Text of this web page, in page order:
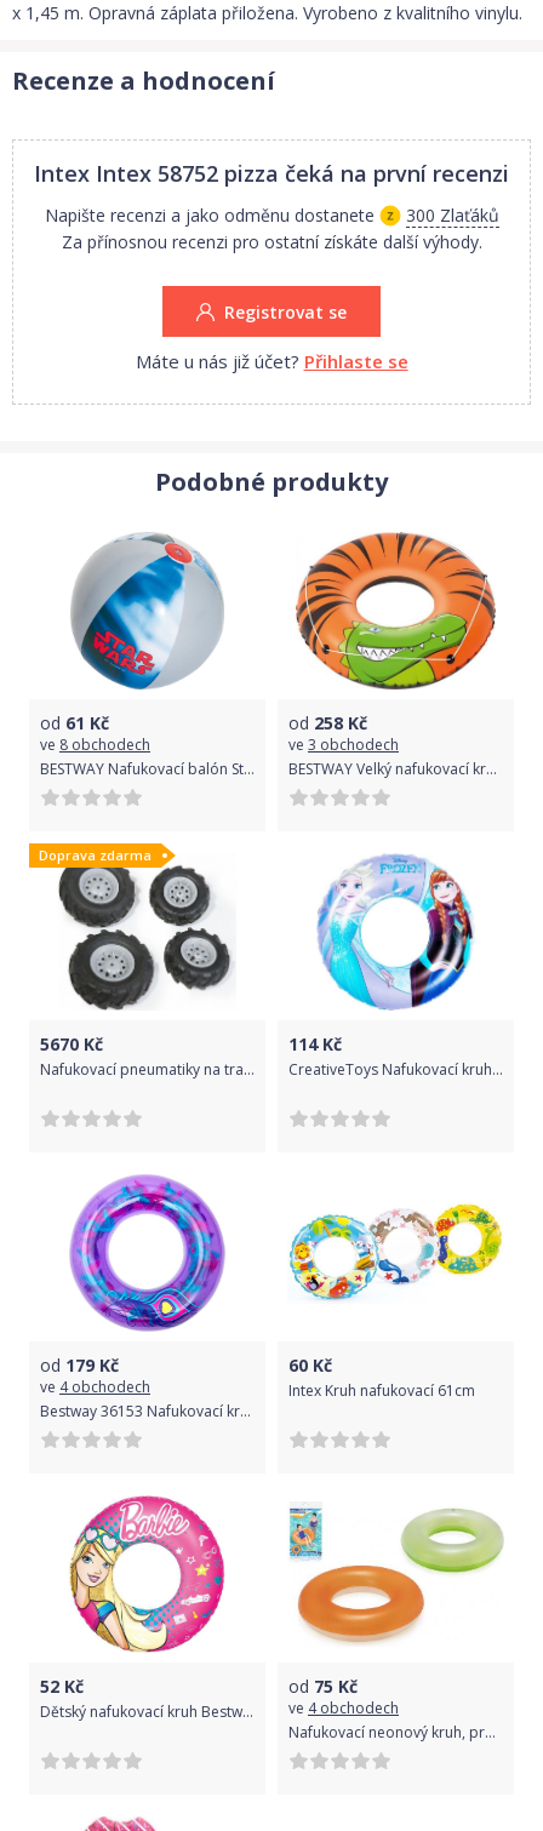
x 1,45 m. Opravná záplata přiložena. Vyrobeno z kvalitního vinylu.
Recenze a hodnocení
Intex Intex 58752 pizza čeká na první recenzi
Napište recenzi a jako odměnu dostanete
300 Zlaťáků
Za přínosnou recenzi pro ostatní získáte další výhody.
Registrovat se
Máte u nás již účet? Přihlaste se
Podobné produkty
od 61 Kč
ve 8 obchodech
BESTWAY Nafukovací balón Star Wars 61 cm
od 258 Kč
ve 3 obchodech
BESTWAY Velký nafukovací kruh River Gator 119 cm
Doprava zdarma
5670 Kč
Nafukovací pneumatiky na traktory Junior, Farmtrac - šedé
114Kč
CreativeToys Nafukovací kruh Frozen
od 179 Kč
ve 4 obchodech
Bestway 36153 Nafukovací kruh s peříčky 91 cm
60 Kč
Intex Kruh nafukovací 61cm
52 Kč
Dětský nafukovací kruh Bestway Barbie
od 75 Kč
ve 4 obchodech
Nafukovací neonový kruh, průměr 91 cm